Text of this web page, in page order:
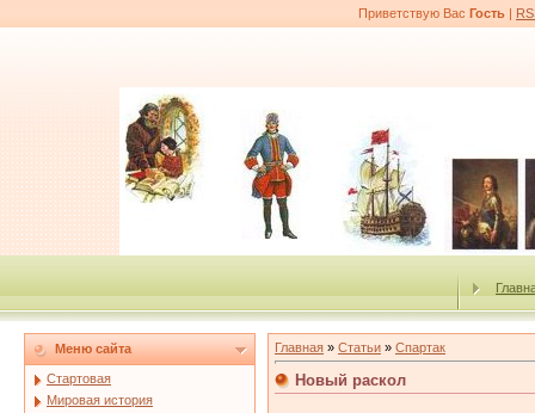
Приветствую Вас Гость |
Меню сайта
Стартовая
Мировая история
Главная » Статьи » Спартак
Новый раскол